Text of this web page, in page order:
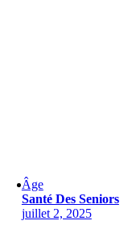
Âge
Santé Des Seniors
juillet 2, 2025